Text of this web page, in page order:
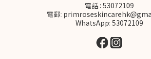
電話 : 53072109
電郵:
WhatsApp: 53072109